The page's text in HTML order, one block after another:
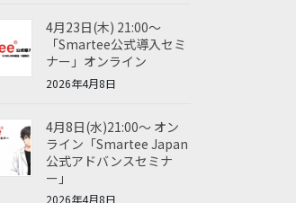
4月23日(木) 21:00～
「Smartee公式導入セミ
ナー」オンライン
2026年4月8日
4月8日(水)21:00～ オン
ライン「Smartee Japan
公式アドバンスセミナ
ー」
2026年4月8日